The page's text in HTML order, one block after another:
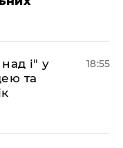
і" у
та
18:55